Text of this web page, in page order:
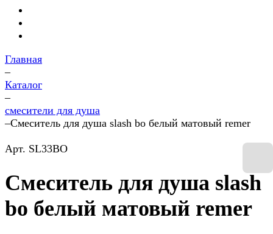
Главная
–
Каталог
–
смесители для душа
–Смеситель для душа slash bo белый матовый remer
Арт. SL33BO
Смеситель для душа slash
bo белый матовый remer